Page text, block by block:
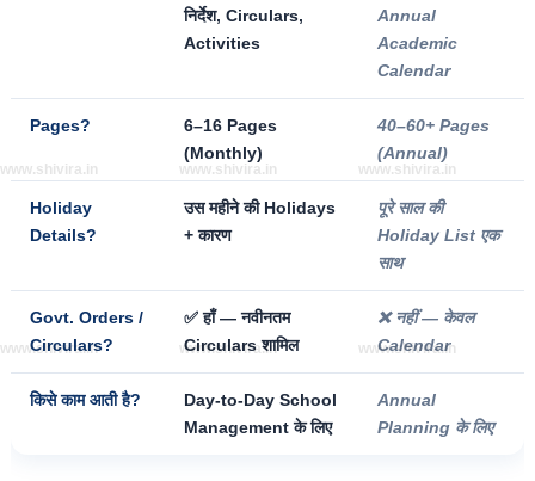
निर्देश, Circulars,
Activities
Annual
Academic
Calendar
Pages?
6–16 Pages
(Monthly)
40–60+ Pages
(Annual)
Holiday
Details?
उस महीने की Holidays
+ कारण
पूरे साल की
Holiday List एक
साथ
Govt. Orders /
Circulars?
✅ हाँ — नवीनतम
Circulars शामिल
❌ नहीं — केवल
Calendar
किसे काम आती है?
Day-to-Day School
Management के लिए
Annual
Planning के लिए
www.shivira.in
www.shivira.in
www.shivira.in
www.shivira.in
www.shivira.in
www.shivira.in